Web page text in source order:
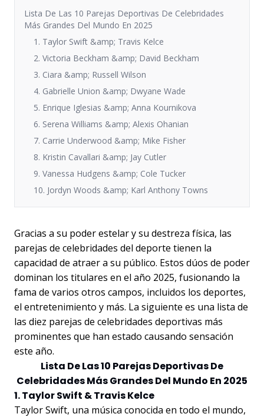
Lista De Las 10 Parejas Deportivas De Celebridades
Más Grandes Del Mundo En 2025
1. Taylor Swift &amp; Travis Kelce
2. Victoria Beckham &amp; David Beckham
3. Ciara &amp; Russell Wilson
4. Gabrielle Union &amp; Dwyane Wade
5. Enrique Iglesias &amp; Anna Kournikova
6. Serena Williams &amp; Alexis Ohanian
7. Carrie Underwood &amp; Mike Fisher
8. Kristin Cavallari &amp; Jay Cutler
9. Vanessa Hudgens &amp; Cole Tucker
10. Jordyn Woods &amp; Karl Anthony Towns
Gracias a su poder estelar y su destreza física, las
parejas de celebridades del deporte tienen la
capacidad de atraer a su público. Estos dúos de poder
dominan los titulares en el año 2025, fusionando la
fama de varios otros campos, incluidos los deportes,
el entretenimiento y más. La siguiente es una lista de
las diez parejas de celebridades deportivas más
prominentes que han estado causando sensación
este año.
Lista De Las 10 Parejas Deportivas De
Celebridades Más Grandes Del Mundo En 2025
1. Taylor Swift & Travis Kelce
Taylor Swift, una música conocida en todo el mundo,